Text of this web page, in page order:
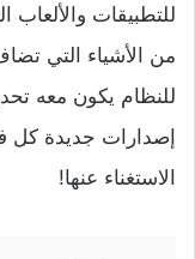
للتطبيقات والألعاب
من الأشياء التي
للنظام يكون معه
إصدارات جديدة كل
الاستغناء عنها!